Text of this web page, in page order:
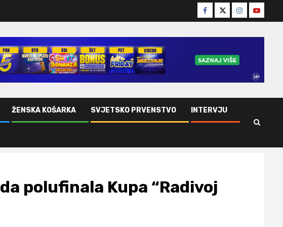
Facebook
TwitterInstagram
Youtube
ŽENSKA KOŠARKA SVJETSKO PRVENSTVO INTERVJU
polufinala Kupa “Radivoj